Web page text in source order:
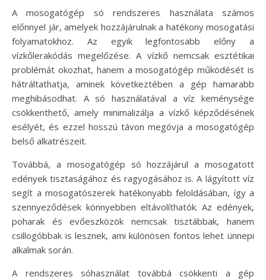
A mosogatógép só rendszeres használata számos
előnnyel jár, amelyek hozzájárulnak a hatékony mosogatási
folyamatokhoz. Az egyik legfontosabb előny a
vízkőlerakódás megelőzése. A vízkő nemcsak esztétikai
problémát okozhat, hanem a mosogatógép működését is
hátráltathatja, aminek következtében a gép hamarabb
meghibásodhat. A só használatával a víz keménysége
csökkenthető, amely minimalizálja a vízkő képződésének
esélyét, és ezzel hosszú távon megóvja a mosogatógép
belső alkatrészeit.
Továbbá, a mosogatógép só hozzájárul a mosogatott
edények tisztaságához és ragyogásához is. A lágyított víz
segít a mosogatószerek hatékonyabb feloldásában, így a
szennyeződések könnyebben eltávolíthatók. Az edények,
poharak és evőeszközök nemcsak tisztábbak, hanem
csillogóbbak is lesznek, ami különösen fontos lehet ünnepi
alkalmak során.
A rendszeres sóhasználat továbbá csökkenti a gép